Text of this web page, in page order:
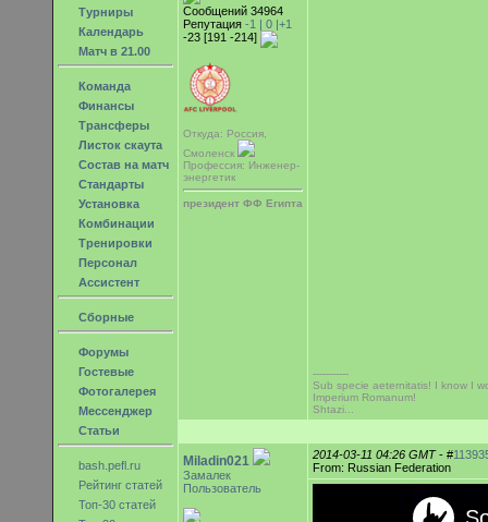
Турниры
Календарь
Матч в 21.00
Команда
Финансы
Трансферы
Листок скаута
Состав на матч
Стандарты
Установка
Комбинации
Тренировки
Персонал
Ассистент
Сборные
Форумы
Гостевые
Фотогалерея
Мессенджер
Статьи
bash.pefl.ru
Рейтинг статей
Топ-30 статей
Сообщений 34964
Репутация -1 | 0 |+1
-23 [191 -214]
Откуда: Россия,
Смоленск
Профессия: Инженер-
энергетик
президент ФФ Египта
-----------
Sub specie aeternitatis! I know I
Imperium Romanum!
Shtazi...
Miladin021
Замалек
Пользователь
2014-03-11 04:26 GMT- #
From: Russian Federation